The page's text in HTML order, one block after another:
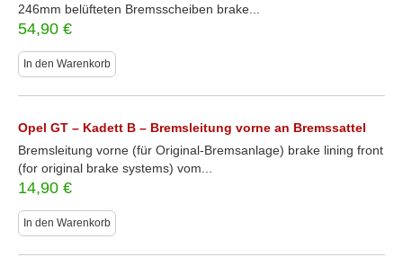
246mm belüfteten Bremsscheiben brake...
54,90 €
In den Warenkorb
Opel GT – Kadett B – Bremsleitung vorne an Bremssattel
Bremsleitung vorne (für Original-Bremsanlage) brake lining front
(for original brake systems) vom...
14,90 €
In den Warenkorb